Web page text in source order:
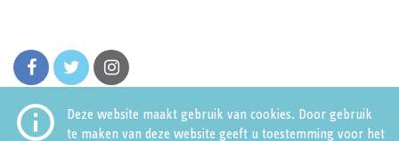

Deze website maakt gebruik van cookies. Door gebruik
te maken van deze website geeft u toestemming voor het